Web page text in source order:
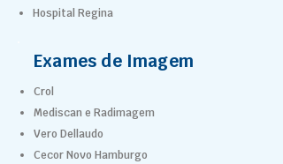
Hospital Regina
Exames de Imagem
Crol
Mediscan e Radimagem
Vero Dellaudo
Cecor Novo Hamburgo